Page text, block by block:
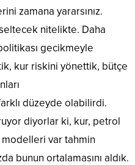
zamana yararsınız.
nitelikte. Daha
gecikmeyle
kur riskini yönettik, bütçe
düzeyde olabilirdi.
diyorlar ki, kur, petrol
var tahmin
bunun ortalamasını aldık.